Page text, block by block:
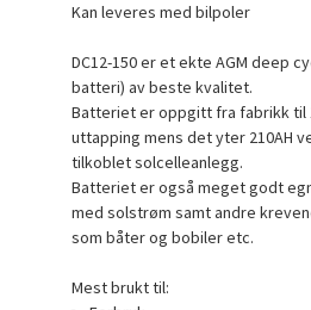
Kan leveres med bilpoler
DC12-150 er et ekte AGM deep
batteri) av beste kvalitet.
Batteriet er oppgitt fra fabrikk til
uttapping mens det yter 210AH
tilkoblet solcelleanlegg.
Batteriet er også meget godt
med solstrøm samt andre
som båter og bobiler etc.
Mest brukt til: